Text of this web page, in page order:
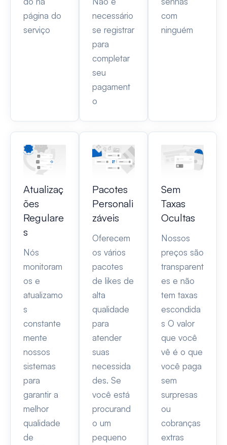
página do
serviço
necessário
se registrar
para
completar
seu
pagament
o
com
ninguém
Atualizaç
ões
Regulare
s
Nós
monitoram
os e
atualizamo
s
constante
mente
nossos
sistemas
para
garantir a
melhor
qualidade
de
Pacotes
Personali
záveis
Oferecem
os vários
pacotes
de likes de
alta
qualidade
para
atender
suas
necessida
des. Se
você está
procurand
o um
pequeno
Sem
Taxas
Ocultas
Nossos
preços são
transparent
es e não
tem taxas
escondida
s O valor
que você
vê é o que
você paga
sem
surpresas
ou
cobranças
extras